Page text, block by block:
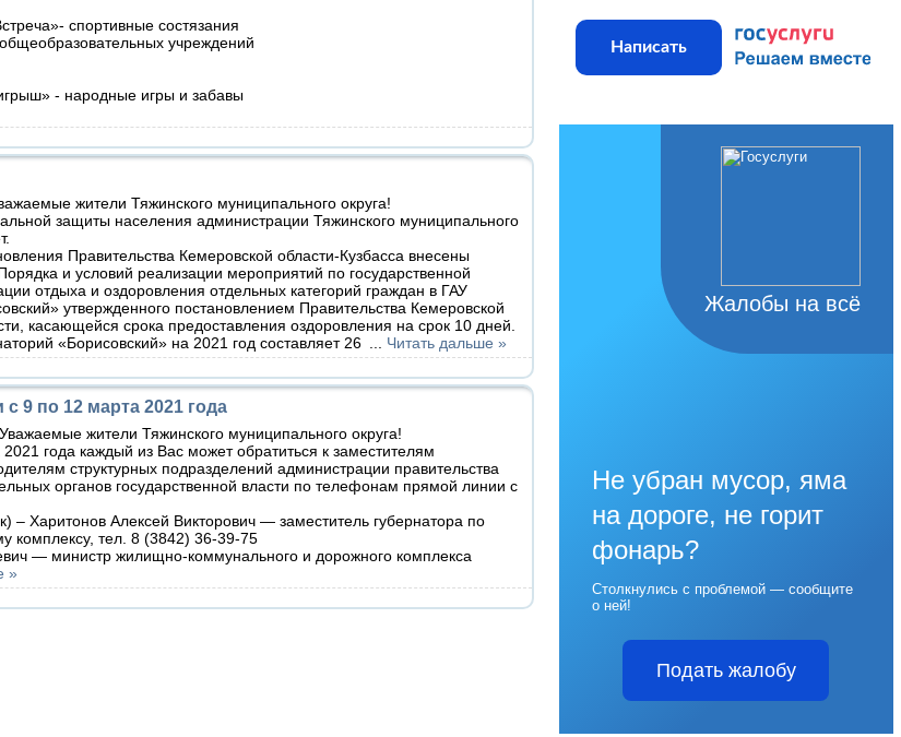
спортивные состязания
учреждений
- народные игры и забавы
жители Тяжинского муниципального округа!
защиты населения администрации Тяжинского муниципального
Правительства Кемеровской области-Кузбасса внесены
и условий реализации мероприятий по государственной
отдыха и оздоровления отдельных категорий граждан в ГАУ
утвержденного постановлением Правительства Кемеровской
касающейся срока предоставления оздоровления на срок 10 дней.
«Борисовский» на 2021 год составляет 26
Читать дальше »
9 по 12 марта 2021 года
жители Тяжинского муниципального округа!
года каждый из Вас может обратиться к заместителям
структурных подразделений администрации правительства
органов государственной власти по телефонам прямой линии с
Харитонов Алексей Викторович — заместитель губернатора по
комплексу, тел. 8 (3842) 36-39-75
жилищно-коммунального и дорожного комплекса
»
Написать
Жалобы на всё
Не убран мусор, яма
на дороге, не горит
фонарь?
Столкнулись с проблемой — сообщите
о ней!
Подать жалобу